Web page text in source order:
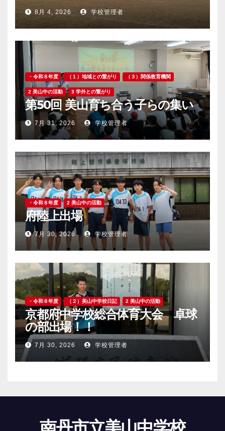
8月 4, 2026 学校管理者
・令和８年度 （１）地域との繋がり （３）関係教育機関
2 美山中の活動 3 学外との繋がり
第50回 美山育ち合う子らの集い
7月 31, 2026 学校管理者
・令和８年度 2 美山中の活動
府陸上出場
7月 30, 2026 学校管理者
・令和８年度 （２）美山中学校日記 2 美山中の活動
京都府中学校総合体育大会 卓球
の部出場！！
7月 30, 2026 学校管理者